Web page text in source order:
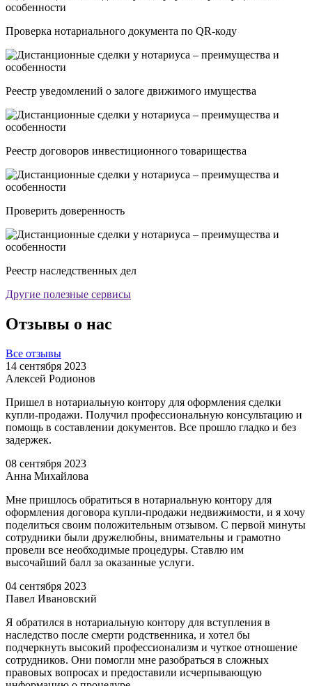
Проверка нотариального документа по QR-коду
Реестр уведомлений о залоге движимого имущества
Реестр договоров инвестиционного товарищества
Проверить доверенность
Реестр наследственных дел
Другие полезные сервисы
Отзывы о нас
Все отзывы
14 сентября 2023
Алексей Родионов
Пришел в нотариальную контору для оформления сделки
купли-продажи. Получил профессиональную консультацию и
помощь в составлении документов. Все прошло гладко и без
задержек.
08 сентября 2023
Анна Михайлова
Мне пришлось обратиться в нотариальную контору для
оформления договора купли-продажи недвижимости, и я хочу
поделиться своим положительным отзывом. С первой минуты
сотрудники были дружелюбны, внимательны и грамотно
провели все необходимые процедуры. Ставлю им
высочайший балл за оказанные услуги.
04 сентября 2023
Павел Ивановский
Я обратился в нотариальную контору для вступления в
наследство после смерти родственника, и хотел бы
подчеркнуть высокий профессионализм и чуткое отношение
сотрудников. Они помогли мне разобраться в сложных
правовых вопросах и предоставили исчерпывающую